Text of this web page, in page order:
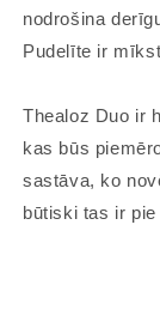
nodrošina
Pudelīte ir
Thealoz Duo ir
kas būs
sastāva, ko
būtiski tas ir